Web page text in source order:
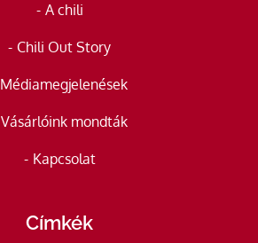
A chili
Chili Out Story
Médiamegjelenések
Vásárlóink mondták
Kapcsolat
Címkék